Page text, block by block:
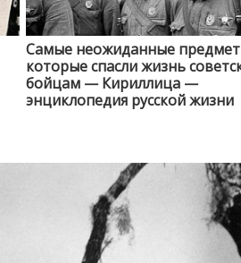
Самые неожиданные
которые спасли жизнь
бойцам — Кириллица —
энциклопедия русской жизни